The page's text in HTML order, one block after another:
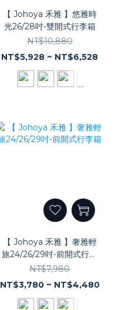
【 Johoya 禾雅 】悠雅時
光26/28吋-雙開式行李箱
NT$10,880
NT$5,928 ~ NT$6,528
【 Johoya 禾雅 】奢雅輕
旅24/26/29吋-前開式行李
箱
NT$7,980
NT$3,780 ~ NT$4,480